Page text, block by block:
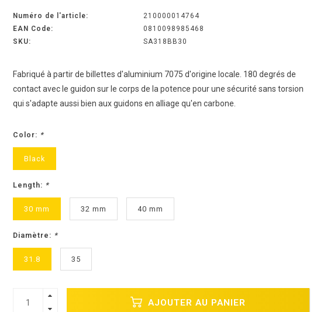
Numéro de l'article:
210000014764
EAN Code:
0810098985468
SKU:
SA318BB30
Fabriqué à partir de billettes d'aluminium 7075 d'origine locale. 180 degrés de
contact avec le guidon sur le corps de la potence pour une sécurité sans torsion
qui s'adapte aussi bien aux guidons en alliage qu'en carbone.
Color: *
Black
Length: *
30 mm 32 mm 40 mm
Diamètre: *
31.8 35
AJOUTER AU PANIER